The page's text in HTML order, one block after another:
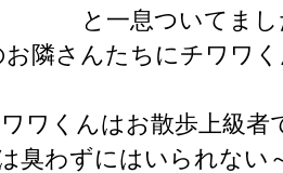
と一息ついてま
隣さんたちにチワワ
ワくんはお散歩上級者
臭わずにはいられな